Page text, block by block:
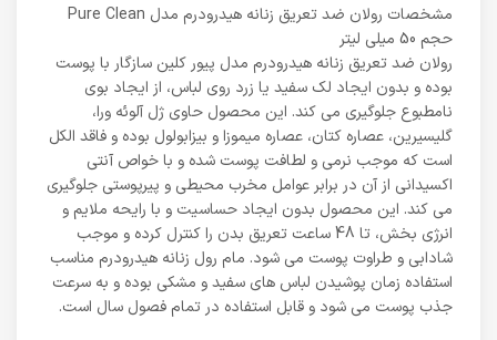
مشخصات رولان ضد تعریق زنانه هیدرودرم مدل Pure Clean
حجم 50 میلی لیتر
رولان ضد تعریق زنانه هیدرودرم مدل پیور کلین سازگار با پوست
بوده و بدون ایجاد لک سفید یا زرد روی لباس، از ایجاد بوی
نامطبوع جلوگیری می کند. این محصول حاوی ژل آلوئه ورا،
گلیسیرین، عصاره کتان، عصاره میموزا و بیزابولول بوده و فاقد الکل
است که موجب نرمی و لطافت پوست شده و با خواص آنتی
اکسیدانی از آن در برابر عوامل مخرب محیطی و پیرپوستی جلوگیری
می کند. این محصول بدون ایجاد حساسیت و با رایحه ملایم و
انرژی بخش، تا 48 ساعت تعریق بدن را کنترل کرده و موجب
شادابی و طراوت پوست می شود. مام رول زنانه هیدرودرم مناسب
استفاده زمان پوشیدن لباس های سفید و مشکی بوده و به سرعت
جذب پوست می شود و قابل استفاده در تمام فصول سال است.